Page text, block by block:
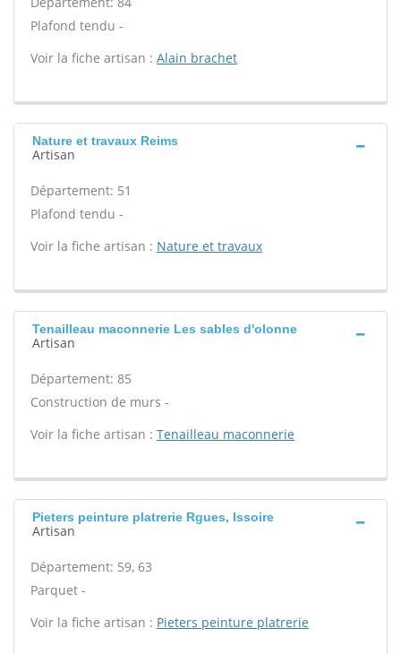
Plafond tendu -
Voir la fiche artisan : Alain brachet
Nature et travaux Reims
Artisan
Département: 51
Plafond tendu -
Voir la fiche artisan : Nature et travaux
Tenailleau maconnerie Les sables d'olonne
Artisan
Département: 85
Construction de murs -
Voir la fiche artisan : Tenailleau maconnerie
Pieters peinture platrerie Rgues, Issoire
Artisan
Département: 59, 63
Parquet -
Voir la fiche artisan : Pieters peinture platrerie